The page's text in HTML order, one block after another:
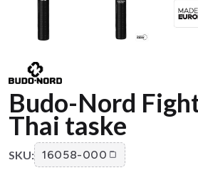
Budo-Nord
Thai taske
SKU: 16058-000